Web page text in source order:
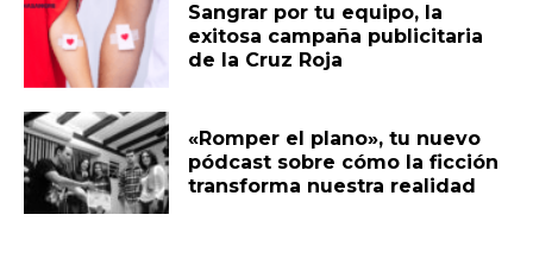
Sangrar por tu equipo, la
exitosa campaña publicitaria
de la Cruz Roja
«Romper el plano», tu nuevo
pódcast sobre cómo la ficción
transforma nuestra realidad